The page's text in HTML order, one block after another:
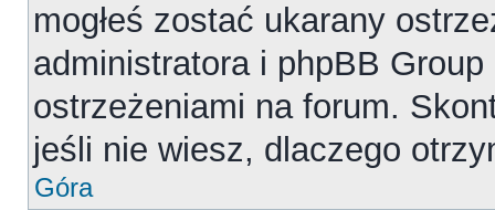
mogłeś zostać ukarany
administratora i phpBB
ostrzeżeniami na forum.
jeśli nie wiesz, dlaczego
Góra